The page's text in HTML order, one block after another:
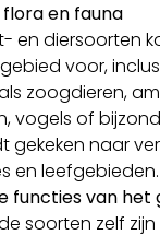
en fauna
en diersoorten
voor,
zoogdieren,
vogels of
gekeken naar
en leefgebieden.
functies van het
soorten zelf